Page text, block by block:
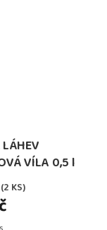
VÍLA 0,5 l
(2 KS)